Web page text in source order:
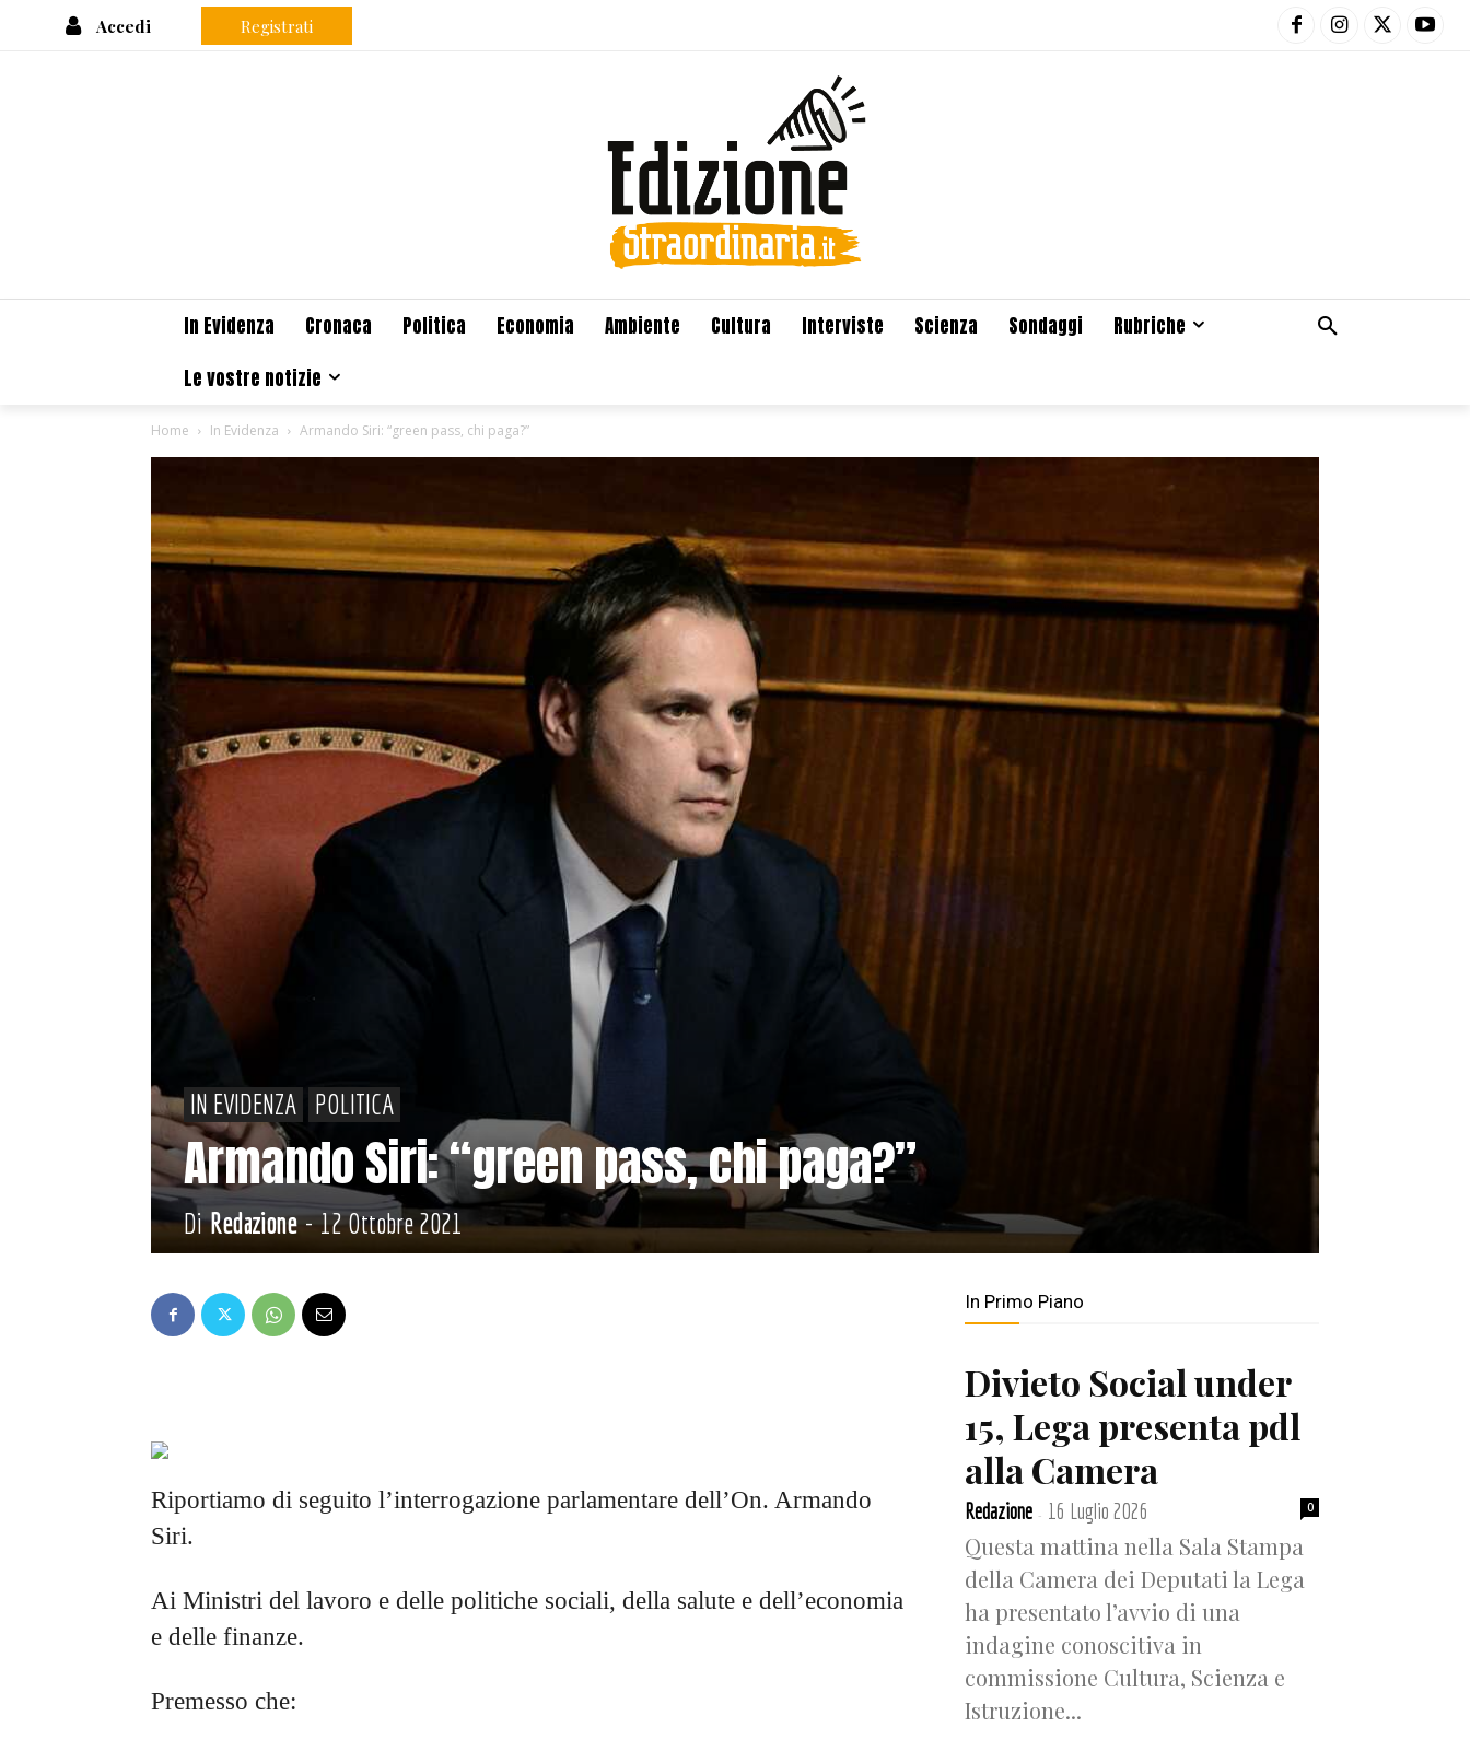
Accedi Registrati
In Evidenza Cronaca Politica Economia Ambiente Cultura Interviste Scienza Sondaggi
Rubriche
Le vostre notizie
Home In Evidenza Armando Siri: “green pass, chi paga?”
IN EVIDENZA POLITICA
Armando Siri: “green pass, chi paga?”
Di Redazione- 12 Ottobre 2021
Riportiamo di seguito l’interrogazione parlamentare dell’On. Armando
Siri.
Ai Ministri del lavoro e delle politiche sociali, della salute e dell’economia
e delle finanze.
Premesso che:
In Primo Piano
Divieto Social under
15, Lega presenta pdl
alla Camera
Redazione - 16 Luglio 2026 0
Questa mattina nella Sala Stampa
della Camera dei Deputati la Lega
ha presentato l’avvio di una
indagine conoscitiva in
commissione Cultura, Scienza e
Istruzione...